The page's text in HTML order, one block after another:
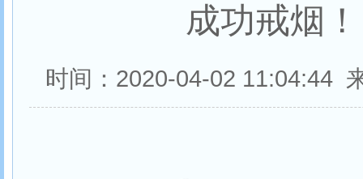
成功戒烟！
时间：2020-04-02 11:04:44